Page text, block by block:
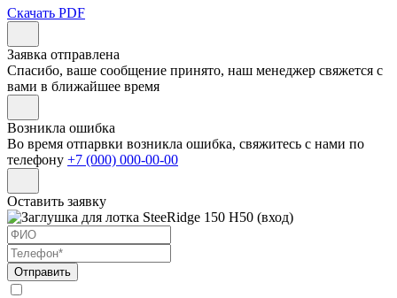
Скачать PDF
Заявка отправлена
Спасибо, ваше сообщение принято, наш менеджер свяжется с
вами в ближайшее время
Возникла ошибка
Во время отпарвки возникла ошибка, свяжитесь с нами по
телефону +7 (000) 000-00-00
Оставить заявку
Отправить